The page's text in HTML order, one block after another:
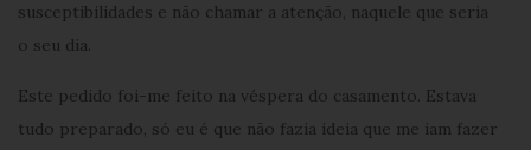
susceptibilidades e não chamar a atenção, naquele que seria
o seu dia.
Este pedido foi-me feito na véspera do casamento. Estava
tudo preparado, só eu é que não fazia ideia que me iam fazer